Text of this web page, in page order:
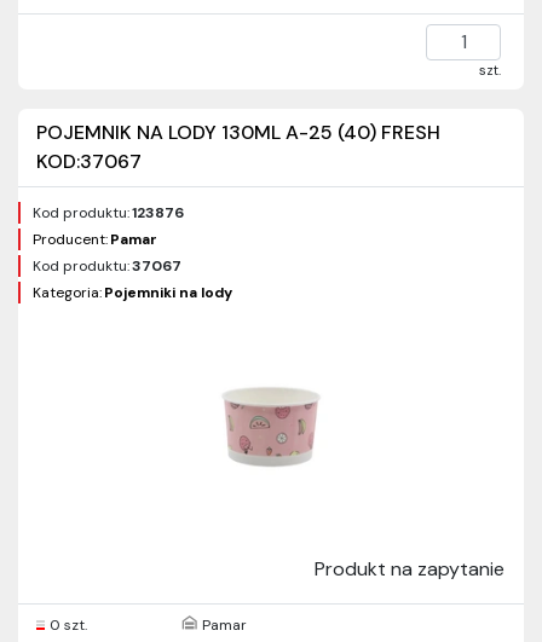
szt.
POJEMNIK NA LODY 130ML A-25 (40) FRESH
KOD:37067
Kod produktu:123876
Producent:Pamar
Kod produktu:37067
Kategoria:Pojemniki na lody
Produkt na zapytanie
0 szt. Pamar